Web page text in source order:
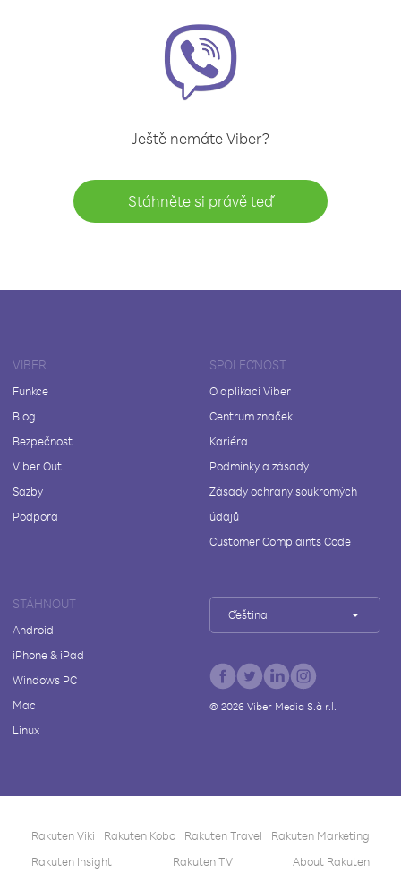
Ještě nemáte Viber?
Stáhněte si právě teď
VIBER
Funkce
Blog
Bezpečnost
Viber Out
Sazby
Podpora
SPOLEČNOST
O aplikaci Viber
Centrum značek
Kariéra
Podmínky a zásady
Zásady ochrany soukromých
údajů
Customer Complaints Code
STÁHNOUT
Android
iPhone & iPad
Windows PC
Mac
Linux
Čeština
© 2026Viber Media S.à r.l.
Rakuten Viki Rakuten Kobo Rakuten Travel
Rakuten Marketing
Rakuten Insight
Rakuten TV About Rakuten